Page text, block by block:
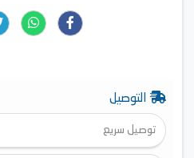
التوصيل
توصيل سريع